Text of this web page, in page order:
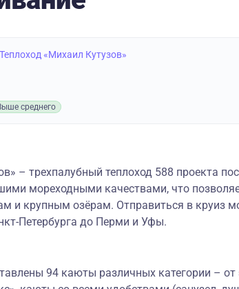
Теплоход «Михаил Кутузов»
среднего
– трехпалубный теплоход 588 проекта
мореходными качествами, что
и крупным озёрам. Отправиться в круиз
Петербурга до Перми и Уфы.
94 каюты различных категории –